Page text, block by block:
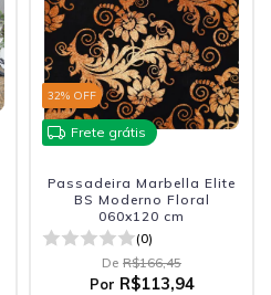
32% OFF
Frete grátis
Passadeira Marbella Elite
BS Moderno Floral
060x120 cm
(0)
De R$166,45
Por R$113,94